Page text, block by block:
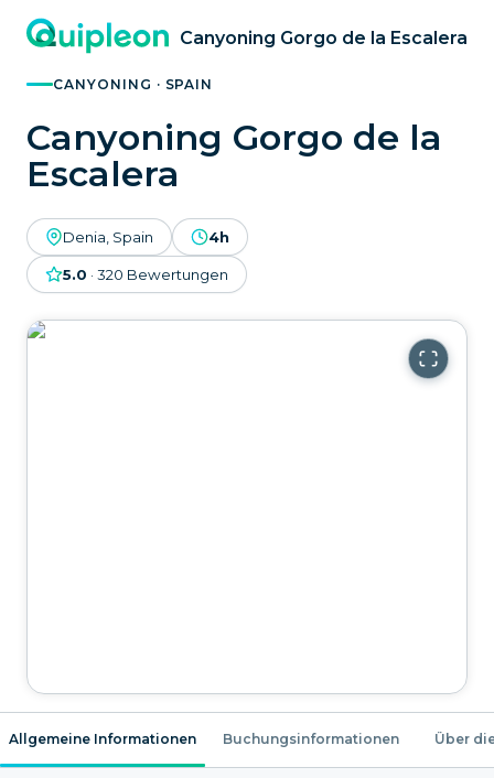
Canyoning Gorgo de la Escalera
CANYONING · SPAIN
Canyoning Gorgo de la
Escalera
Denia, Spain 4h
5.0 · 320 Bewertungen
Allgemeine Informationen Buchungsinformationen Über